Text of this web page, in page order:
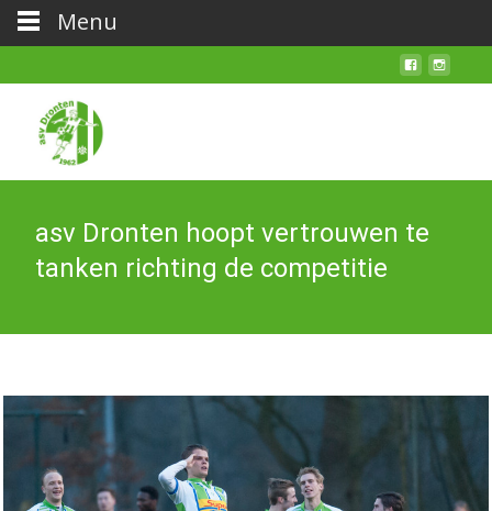
asv Dronten hoopt vertrouwen te
tanken richting de competitie
Menu